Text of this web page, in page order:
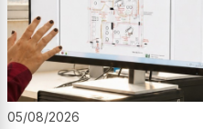
05/08/2026